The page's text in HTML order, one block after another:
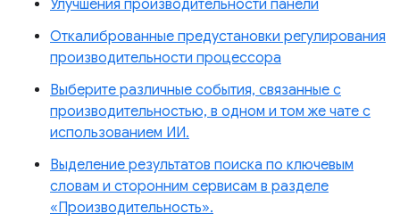
Улучшения производительности панели
Откалиброванные предустановки регулирования
производительности процессора
Выберите различные события, связанные с
производительностью, в одном и том же чате с
использованием ИИ.
Выделение результатов поиска по ключевым
словам и сторонним сервисам в разделе
«Производительность».